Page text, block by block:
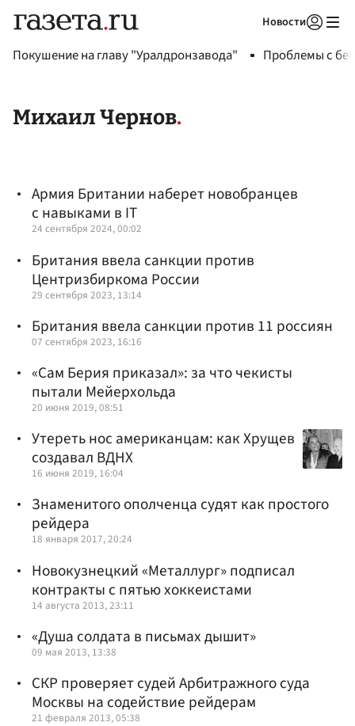
Новости
Покушение на главу "Уралдронзавода" Проблемы с
Михаил Чернов
Армия Британии наберет новобранцев
с навыками в IT
24 сентября 2024, 00:02
Британия ввела санкции против
Центризбиркома России
29 сентября 2023, 13:14
Британия ввела санкции против 11 россиян
07 сентября 2023, 16:16
«Сам Берия приказал»: за что чекисты
пытали Мейерхольда
20 июня 2019, 08:51
Утереть нос американцам: как Хрущев
создавал ВДНХ
16 июня 2019, 16:04
Знаменитого ополченца судят как простого
рейдера
18 января 2017, 20:24
Новокузнецкий «Металлург» подписал
контракты с пятью хоккеистами
14 августа 2013, 23:11
«Душа солдата в письмах дышит»
09 мая 2013, 13:38
СКР проверяет судей Арбитражного суда
Москвы на содействие рейдерам
21 февраля 2013, 05:38